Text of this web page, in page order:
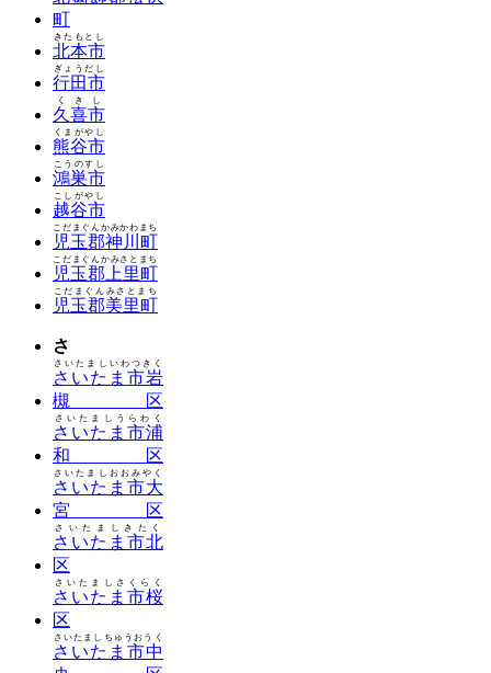
町
北本市
きたもとし
行田市
ぎょうだし
久喜市
くきし
熊谷市
くまがやし
鴻巣市
こうのすし
越谷市
こしがやし
児玉郡神川町
こだまぐんかみかわまち
児玉郡上里町
こだまぐんかみさとまち
児玉郡美里町
こだまぐんみさとまち
さ
さいたま市岩
槻区
さいたましいわつきく
さいたま市浦
和区
さいたましうらわく
さいたま市大
宮区
さいたましおおみやく
さいたま市北
区
さいたましきたく
さいたま市桜
区
さいたましさくらく
さいたま市中
さいたましちゅうおうく